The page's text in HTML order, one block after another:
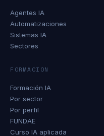
Agentes IA
Automatizaciones
Sistemas IA
Sectores
FORMACION
Formación IA
Por sector
Por perfil
FUNDAE
Curso IA aplicada